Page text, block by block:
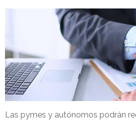
Las pymes y autónomos podrán